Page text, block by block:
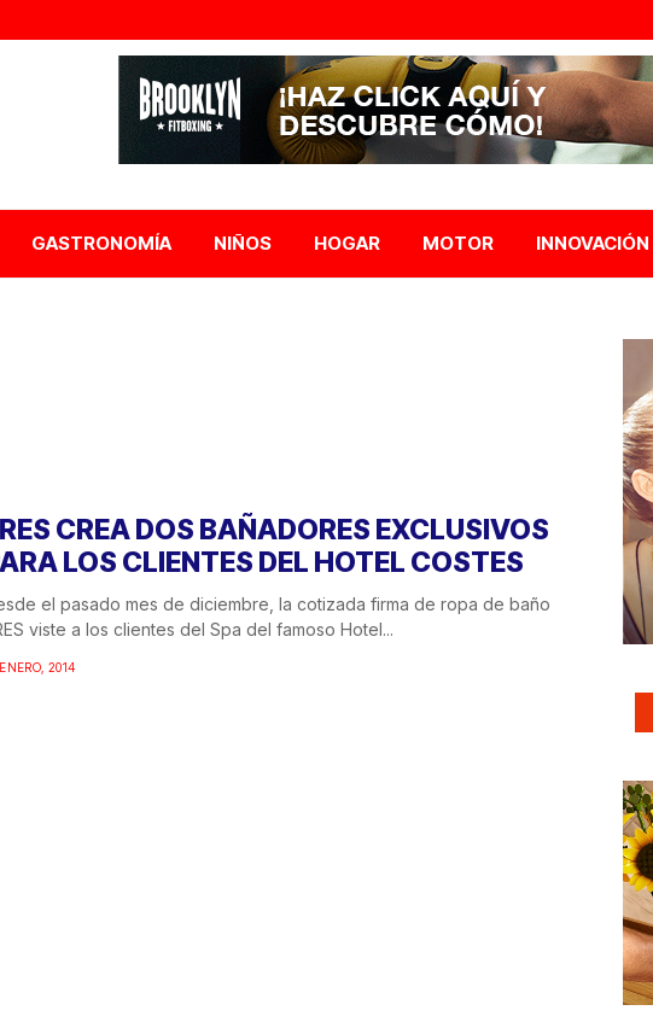
GASTRONOMÍA NIÑOS HOGAR MOTOR INNOVACIÓN
CREA DOS BAÑADORES EXCLUSIVOS
LOS CLIENTES DEL HOTEL COSTES
el pasado mes de diciembre, la cotizada firma de ropa de baño
viste a los clientes del Spa del famoso Hotel...
2014